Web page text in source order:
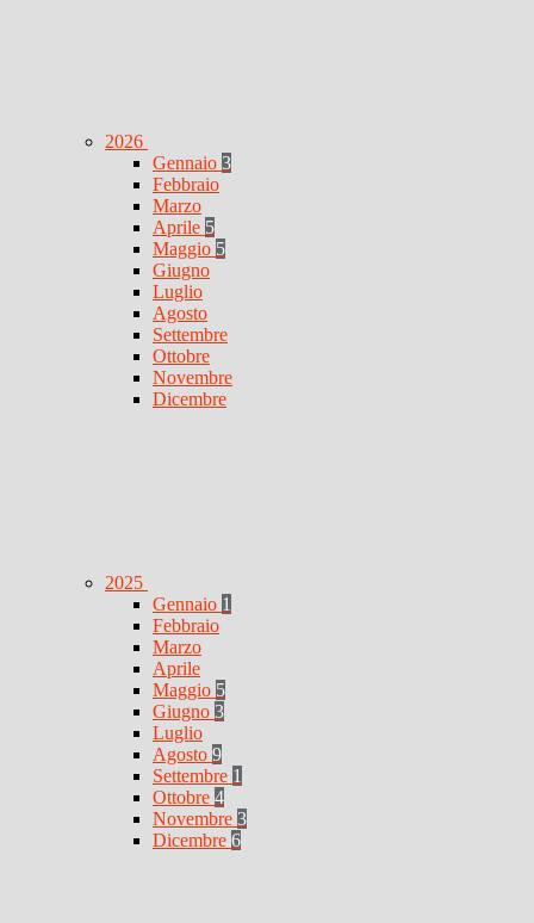
2026
Gennaio 3
Febbraio
Marzo
Aprile 5
Maggio 5
Giugno
Luglio
Agosto
Settembre
Ottobre
Novembre
Dicembre
2025
Gennaio 1
Febbraio
Marzo
Aprile
Maggio 5
Giugno 3
Luglio
Agosto 9
Settembre 1
Ottobre 4
Novembre 3
Dicembre 6